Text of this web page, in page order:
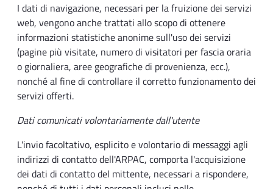
I dati di navigazione, necessari per la fruizione dei servizi
web, vengono anche trattati allo scopo di ottenere
informazioni statistiche anonime sull'uso dei servizi
(pagine più visitate, numero di visitatori per fascia oraria
o giornaliera, aree geografiche di provenienza, ecc.),
nonché al fine di controllare il corretto funzionamento dei
servizi offerti.
Dati comunicati volontariamente dall'utente
L'invio facoltativo, esplicito e volontario di messaggi agli
indirizzi di contatto dell'ARPAC, comporta l'acquisizione
dei dati di contatto del mittente, necessari a rispondere,